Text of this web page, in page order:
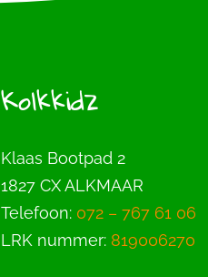
Kolkkidz
Klaas Bootpad 2
1827 CX ALKMAAR
Telefoon: 072 – 767 61 06
LRK nummer: 819006270